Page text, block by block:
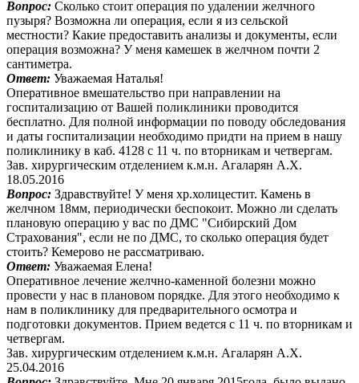
Вопрос: Сколько стоит операция по удалении желчного
пузыря? Возможна ли операция, если я из сельской
местности? Какие предоставить анализы и документы, если
операция возможна? У меня камешек в желчном почти 2
сантиметра.
Ответ: Уважаемая Наталья!
Оперативное вмешательство при направлении на
госпитализацию от Вашей поликлиники проводится
бесплатно. Для полной информации по поводу обследования
и даты госпитализации необходимо придти на прием в нашу
поликлинику в каб. 4128 с 11 ч. по вторникам и четвергам.
Зав. хирургическим отделением к.м.н. Агаларян А.Х.
18.05.2016
Вопрос: Здравствуйте! У меня хр.холицестит. Камень в
желчном 18мм, периодически беспокоит. Можно ли сделать
плановую операцию у вас по ДМС "Сибирский Дом
Страхования", если не по ДМС, то сколько операция будет
стоить? Кемерово не рассматриваю.
Ответ: Уважаемая Елена!
Оперативное лечение желчно-каменной болезни можно
провести у нас в плановом порядке. Для этого необходимо к
нам в поликлинику для предварительного осмотра и
подготовки документов. Прием ведется с 11 ч. по вторникам и
четвергам.
Зав. хирургическим отделением к.м.н. Агаларян А.Х.
25.04.2016